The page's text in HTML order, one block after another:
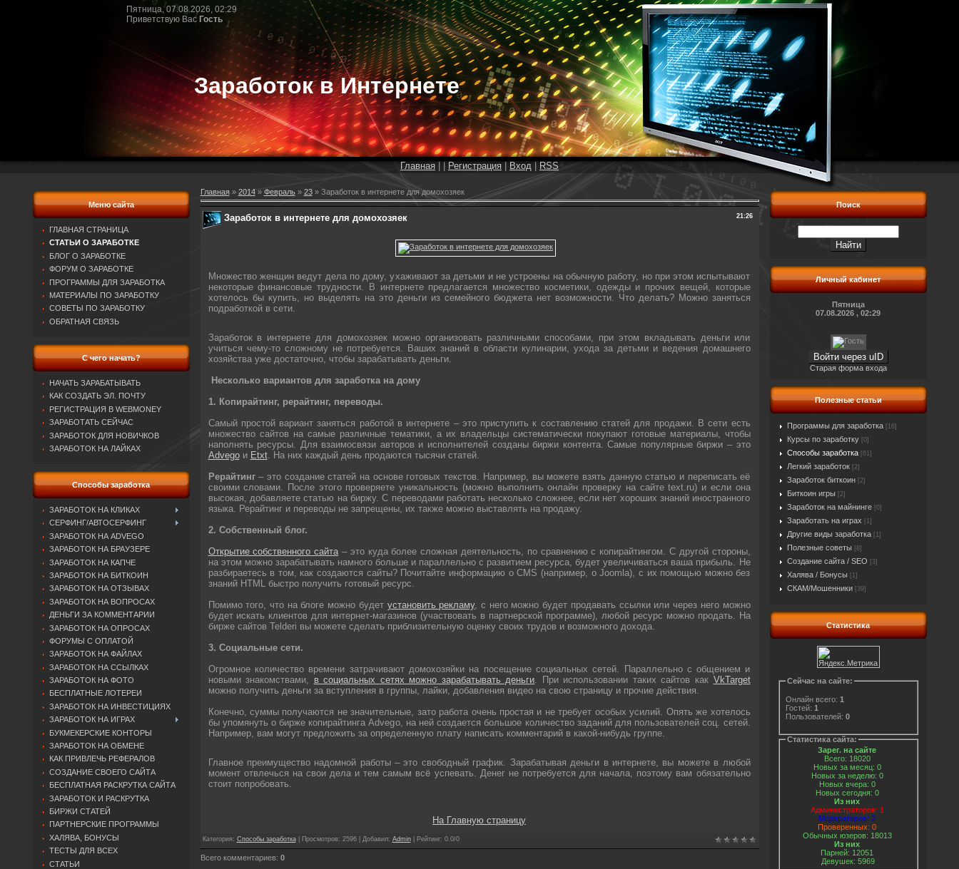
Пятница, 07.08.2026, 02:29
Приветствую Вас Гость
Заработок в Интернете
Главная Регистрация Вход RSS
Меню сайта
ГЛАВНАЯ СТРАНИЦА
СТАТЬИ О ЗАРАБОТКЕ
БЛОГ О ЗАРАБОТКЕ
ФОРУМ О ЗАРАБОТКЕ
ПРОГРАММЫ ДЛЯ ЗАРАБОТКА
МАТЕРИАЛЫ ПО ЗАРАБОТКУ
СОВЕТЫ ПО ЗАРАБОТКУ
ОБРАТНАЯ СВЯЗЬ
С чего начать?
НАЧАТЬ ЗАРАБАТЫВАТЬ
КАК СОЗДАТЬ ЭЛ. ПОЧТУ
РЕГИСТРАЦИЯ В WEBMONEY
ЗАРАБОТАТЬ СЕЙЧАС
ЗАРАБОТОК ДЛЯ НОВИЧКОВ
ЗАРАБОТОК НА ЛАЙКАХ
Способы заработка
ЗАРАБОТОК НА КЛИКАХ
СЕРФИНГ/АВТОСЕРФИНГ
ЗАРАБОТОК НА ADVEGO
ЗАРАБОТОК НА БРАУЗЕРЕ
ЗАРАБОТОК НА КАПЧЕ
ЗАРАБОТОК НА БИТКОИН
ЗАРАБОТОК НА ОТЗЫВАХ
ЗАРАБОТОК НА ВОПРОСАХ
ДЕНЬГИ ЗА КОММЕНТАРИИ
ЗАРАБОТОК НА ОПРОСАХ
ФОРУМЫ С ОПЛАТОЙ
ЗАРАБОТОК НА ФАЙЛАХ
ЗАРАБОТОК НА ССЫЛКАХ
ЗАРАБОТОК НА ФОТО
БЕСПЛАТНЫЕ ЛОТЕРЕИ
ЗАРАБОТОК НА ИНВЕСТИЦИЯХ
ЗАРАБОТОК НА ИГРАХ
БУКМЕКЕРСКИЕ КОНТОРЫ
ЗАРАБОТОК НА ОБМЕНЕ
КАК ПРИВЛЕЧЬ РЕФЕРАЛОВ
СОЗДАНИЕ СВОЕГО САЙТА
БЕСПЛАТНАЯ РАСКРУТКА САЙТА
ЗАРАБОТОК И РАСКРУТКА
БИРЖИ СТАТЕЙ
ПАРТНЕРСКИЕ ПРОГРАММЫ
ХАЛЯВА, БОНУСЫ
ТЕСТЫ ДЛЯ ВСЕХ
СТАТЬИ
Главная» 2014 » Февраль » 23» Заработок в интернете для домохозяек
21:26
Заработок в интернете для домохозяек
Множество женщин ведут дела по дому, ухаживают за детьми и не устроены на обычную работу, но при этом испытывают
некоторые финансовые трудности. В интернете предлагается множество косметики, одежды и прочих вещей, которые
хотелось бы купить, но выделять на это деньги из семейного бюджета нет возможности. Что делать? Можно заняться
подработкой в сети.
Заработок в интернете для домохозяек можно организовать различными способами, при этом вкладывать деньги или
учиться чему-то сложному не потребуется. Ваших знаний в области кулинарии, ухода за детьми и ведения домашнего
хозяйства уже достаточно, чтобы зарабатывать деньги.
Несколько вариантов для заработка на дому
1. Копирайтинг, рерайтинг, переводы.
Самый простой вариант заняться работой в интернете – это приступить к составлению статей для продажи. В сети есть
множество сайтов на самые различные тематики, а их владельцы систематически покупают готовые материалы, чтобы
наполнять ресурсы. Для взаимосвязи авторов и исполнителей созданы биржи контента. Самые популярные биржи – это
Advegoи Etxt. На них каждый день продаются тысячи статей.
Рерайтинг– это создание статей на основе готовых текстов. Например, вы можете взять данную статью и переписать её
своими словами. После этого проверяете уникальность (можно выполнить онлайн проверку на сайте text.ru) и если она
высокая, добавляете статью на биржу. С переводами работать несколько сложнее, если нет хороших знаний иностранного
языка. Рерайтинг и переводы не запрещены, их также можно выставлять на продажу.
2. Собственный блог.
Открытие собственного сайта – это куда более сложная деятельность, по сравнению с копирайтингом. С другой стороны,
на этом можно зарабатывать намного больше и параллельно с развитием ресурса, будет увеличиваться ваша прибыль. Не
разбираетесь в том, как создаются сайты? Почитайте информацию о CMS (например, о Joomla), с их помощью можно без
знаний HTML быстро получить готовый ресурс.
Помимо того, что на блоге можно будет установить рекламу, с него можно будет продавать ссылки или через него можно
будет искать клиентов для интернет-магазинов (участвовать в партнерской программе), любой ресурс можно продать. На
бирже сайтов Telderi вы можете сделать приблизительную оценку своих трудов и возможного дохода.
3. Социальные сети.
Огромное количество времени затрачивают домохозяйки на посещение социальных сетей. Параллельно с общением и
новыми знакомствами, в социальных сетях можно зарабатывать деньги . При использовании таких сайтов как VkTarget
можно получить деньги за вступления в группы, лайки, добавления видео на свою страницу и прочие действия.
Конечно, суммы получаются не значительные, зато работа очень простая и не требует особых усилий. Опять же хотелось
бы упомянуть о бирже копирайтинга Advego, на ней создается большое количество заданий для пользователей соц. сетей.
Например, вам могут предложить за определенную плату написать комментарий в какой-нибудь группе.
Главное преимущество надомной работы – это свободный график. Зарабатывая деньги в интернете, вы можете в любой
момент отвлечься на свои дела и тем самым всё успевать. Денег не потребуется для начала, поэтому вам обязательно
стоит попробовать.
На Главную страницу
Категория: Способы заработка| Просмотров: 2596 | Добавил: Admin| Рейтинг: 0.0/0
Всего комментариев: 0
Поиск
Личный кабинет
Пятница
07.08.2026 , 02:29
Войти через uID
Старая форма входа
Полезные статьи
Программы для заработка [16]
Курсы по заработку [0]
Способы заработка [61]
Легкий заработок [2]
Заработок биткоин [2]
Биткоин игры [2]
Заработок на майнинге [0]
Заработать на играх [1]
Другие виды заработка [1]
Полезные советы [8]
Создание сайта / SEO [3]
Халява / Бонусы [1]
СКАМ/Мошенники [39]
Статистика
Сейчас на сайте:
Онлайн всего: 1
Гостей: 1
Пользователей: 0
Статистика сайта:
Зарег. на сайте
Всего: 18020
Новых за месяц: 0
Новых за неделю: 0
Новых вчера: 0
Новых сегодня: 0
Из них
Администраторов: 1
Модераторов: 2
Проверенных: 0
Обычных юзеров: 18013
Из них
Парней: 12051
Девушек: 5969